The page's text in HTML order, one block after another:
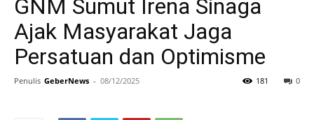
GNM Sumut Irena Sinaga
Ajak Masyarakat Jaga
Persatuan dan Optimisme
Penulis GeberNews - 08/12/2025 0
181